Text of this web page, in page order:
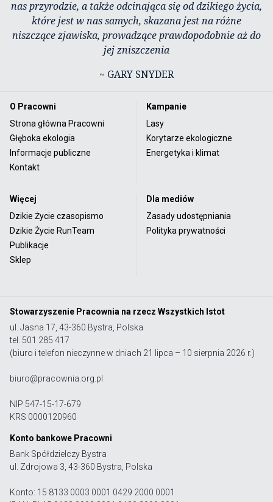
nas przyrodzie, a także odcinająca się od dzikiego życia,
które jest w nas samych, skazana jest na różne
niszczące zjawiska, prowadzące prawdopodobnie aż do
jej zniszczenia
~ GARY SNYDER
O Pracowni
Strona główna Pracowni
Głęboka ekologia
Informacje publiczne
Kontakt
Kampanie
Lasy
Korytarze ekologiczne
Energetyka i klimat
Więcej
Dzikie Życie czasopismo
Dzikie Życie RunTeam
Publikacje
Sklep
Dla mediów
Zasady udostępniania
Polityka prywatności
Stowarzyszenie Pracownia na rzecz Wszystkich Istot
ul. Jasna 17, 43-360 Bystra, Polska
tel. 501 285 417
(biuro i telefon nieczynne w dniach 21 lipca – 10 sierpnia 2026 r.)
biuro@pracownia.org.pl
NIP 547-15-17-679
KRS 0000120960
Konto bankowe Pracowni
Bank Spółdzielczy Bystra
ul. Zdrojowa 3, 43-360 Bystra, Polska
Konto: 15 8133 0003 0001 0429 2000 0001